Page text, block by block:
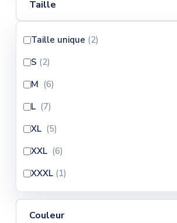
Taille
Taille unique (2)
S (2)
M (6)
L (7)
XL (5)
XXL (6)
XXXL (1)
Couleur